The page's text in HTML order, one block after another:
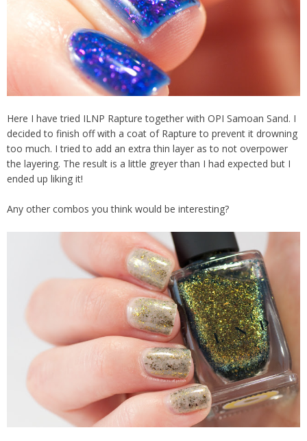
Here I have tried ILNP Rapture together with OPI Samoan Sand. I
decided to finish off with a coat of Rapture to prevent it drowning
too much. I tried to add an extra thin layer as to not overpower
the layering. The result is a little greyer than I had expected but I
ended up liking it!
Any other combos you think would be interesting?